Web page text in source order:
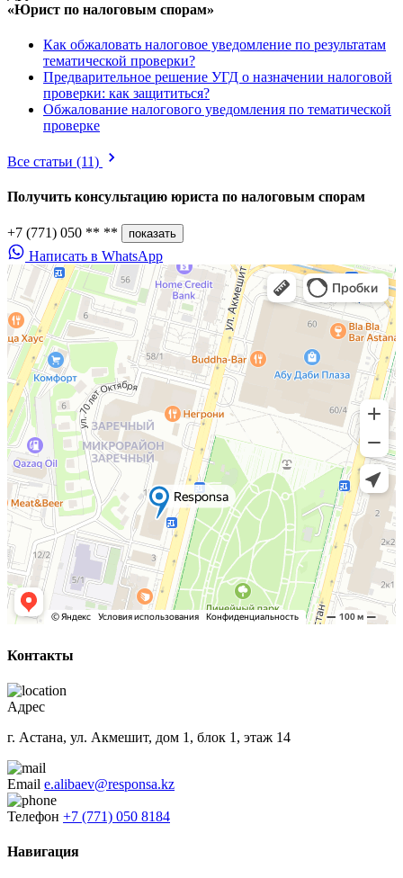
«Юрист по налоговым спорам»
Как обжаловать налоговое уведомление по результатам
тематической проверки?
Предварительное решение УГД о назначении налоговой
проверки: как защититься?
Обжалование налогового уведомления по тематической
проверке
Все статьи (11)
Получить консультацию юриста по налоговым спорам
+7 (771) 050 ** ** показать
Написать в WhatsApp
Контакты
Адрес
г. Астана, ул. Акмешит, дом 1, блок 1, этаж 14
Email e.alibaev@responsa.kz
Телефон +7 (771) 050 8184
Навигация